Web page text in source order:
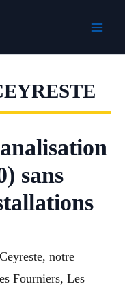
sans
notre
Fourniers, Les